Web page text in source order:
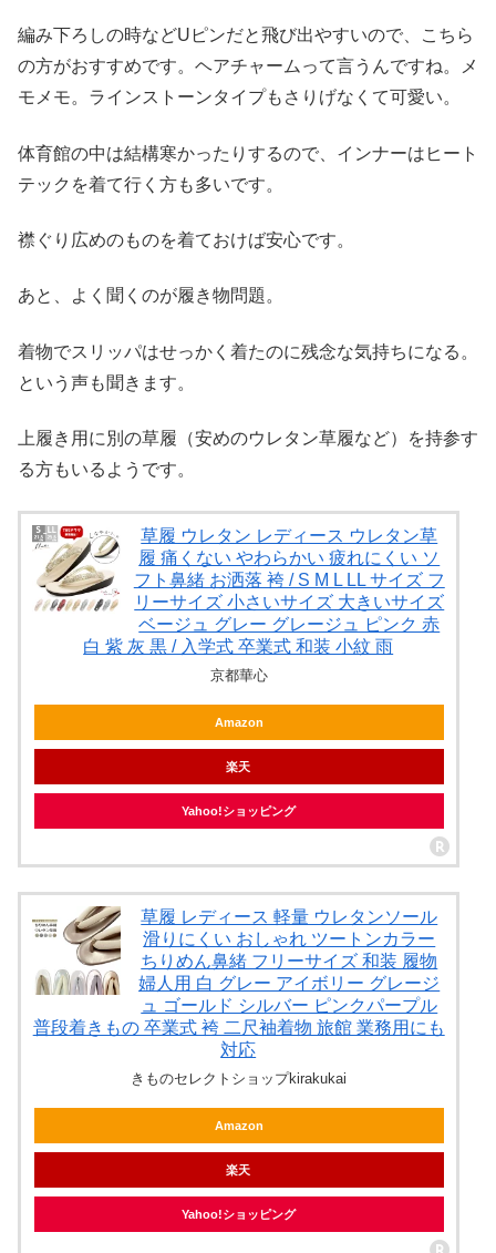
編み下ろしの時などUピンだと飛び出やすいので、こちら
の方がおすすめです。ヘアチャームって言うんですね。メ
モメモ。ラインストーンタイプもさりげなくて可愛い。
体育館の中は結構寒かったりするので、インナーはヒート
テックを着て行く方も多いです。
襟ぐり広めのものを着ておけば安心です。
あと、よく聞くのが履き物問題。
着物でスリッパはせっかく着たのに残念な気持ちになる。
という声も聞きます。
上履き用に別の草履（安めのウレタン草履など）を持参す
る方もいるようです。
草履 ウレタン レディース ウレタン草
履 痛くない やわらかい 疲れにくい ソ
フト鼻緒 お洒落 袴 / S M L LL サイズ フ
リーサイズ 小さいサイズ 大きいサイズ
ベージュ グレー グレージュ ピンク 赤
白 紫 灰 黒 / 入学式 卒業式 和装 小紋 雨
京都華心
Amazon
楽天
Yahoo!ショッピング
草履 レディース 軽量 ウレタンソール
滑りにくい おしゃれ ツートンカラー
ちりめん鼻緒 フリーサイズ 和装 履物
婦人用 白 グレー アイボリー グレージ
ュ ゴールド シルバー ピンクパープル
普段着きもの 卒業式 袴 二尺袖着物 旅館 業務用にも
対応
きものセレクトショップkirakukai
Amazon
楽天
Yahoo!ショッピング